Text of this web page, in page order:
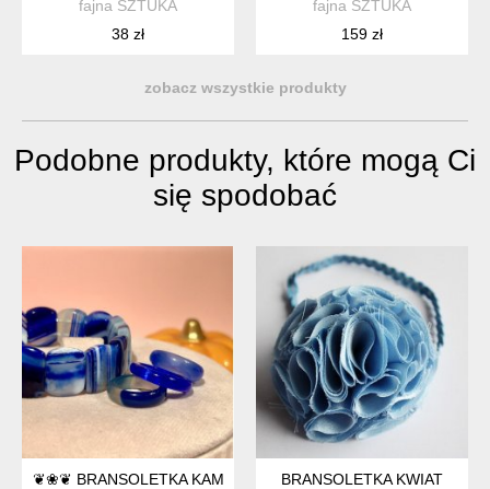
fajna SZTUKA
38 zł
fajna SZTUKA
159 zł
zobacz wszystkie produkty
Podobne produkty, które mogą Ci
się spodobać
❦❀❦ BRANSOLETKA KAMIENNA ❦❀❦BRANSOLETKA KWIAT